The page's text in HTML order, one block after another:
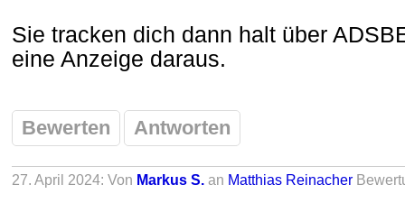
Sie tracken dich dann halt über
eine Anzeige daraus.
Bewerten Antworten
27. April 2024: Von Markus S. an Matthias Reinacher